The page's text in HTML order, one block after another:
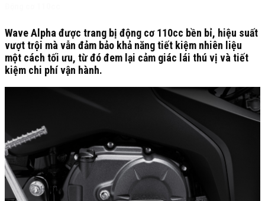
Wave Alpha được trang bị động cơ 110cc bền bỉ, hiệu suất
vượt trội mà vẫn đảm bảo khả năng tiết kiệm nhiên liệu
một cách tối ưu, từ đó đem lại cảm giác lái thú vị và tiết
kiệm chi phí vận hành.